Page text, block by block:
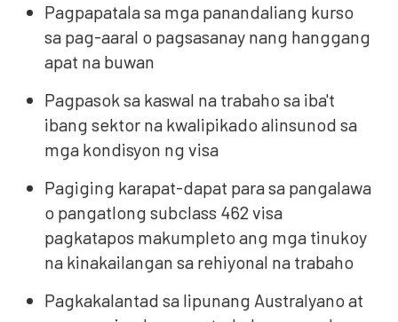
Pagpapatala sa mga panandaliang kurso
sa pag-aaral o pagsasanay nang hanggang
apat na buwan
Pagpasok sa kaswal na trabaho sa iba't
ibang sektor na kwalipikado alinsunod sa
mga kondisyon ng visa
Pagiging karapat-dapat para sa pangalawa
o pangatlong subclass 462 visa
pagkatapos makumpleto ang mga tinukoy
na kinakailangan sa rehiyonal na trabaho
Pagkakalantad sa lipunang Australyano at